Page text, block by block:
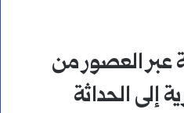
عبر العصور من
إلى الحداثة